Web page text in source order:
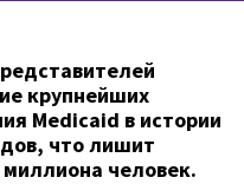
крупнейших
Medicaid в истории
что лишит
человек.